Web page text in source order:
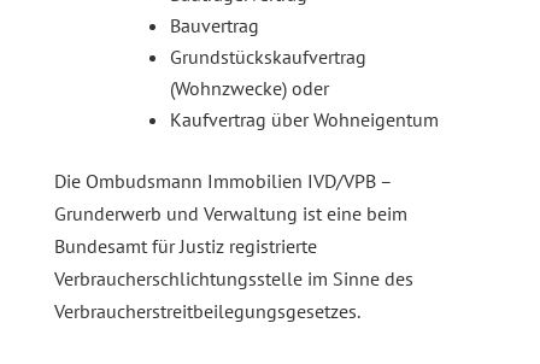
Bauvertrag
Grundstückskaufvertrag
(Wohnzwecke) oder
Kaufvertrag über Wohneigentum
Die Ombudsmann Immobilien IVD/VPB –
Grunderwerb und Verwaltung ist eine beim
Bundesamt für Justiz registrierte
Verbraucherschlichtungsstelle im Sinne des
Verbraucherstreitbeilegungsgesetzes.